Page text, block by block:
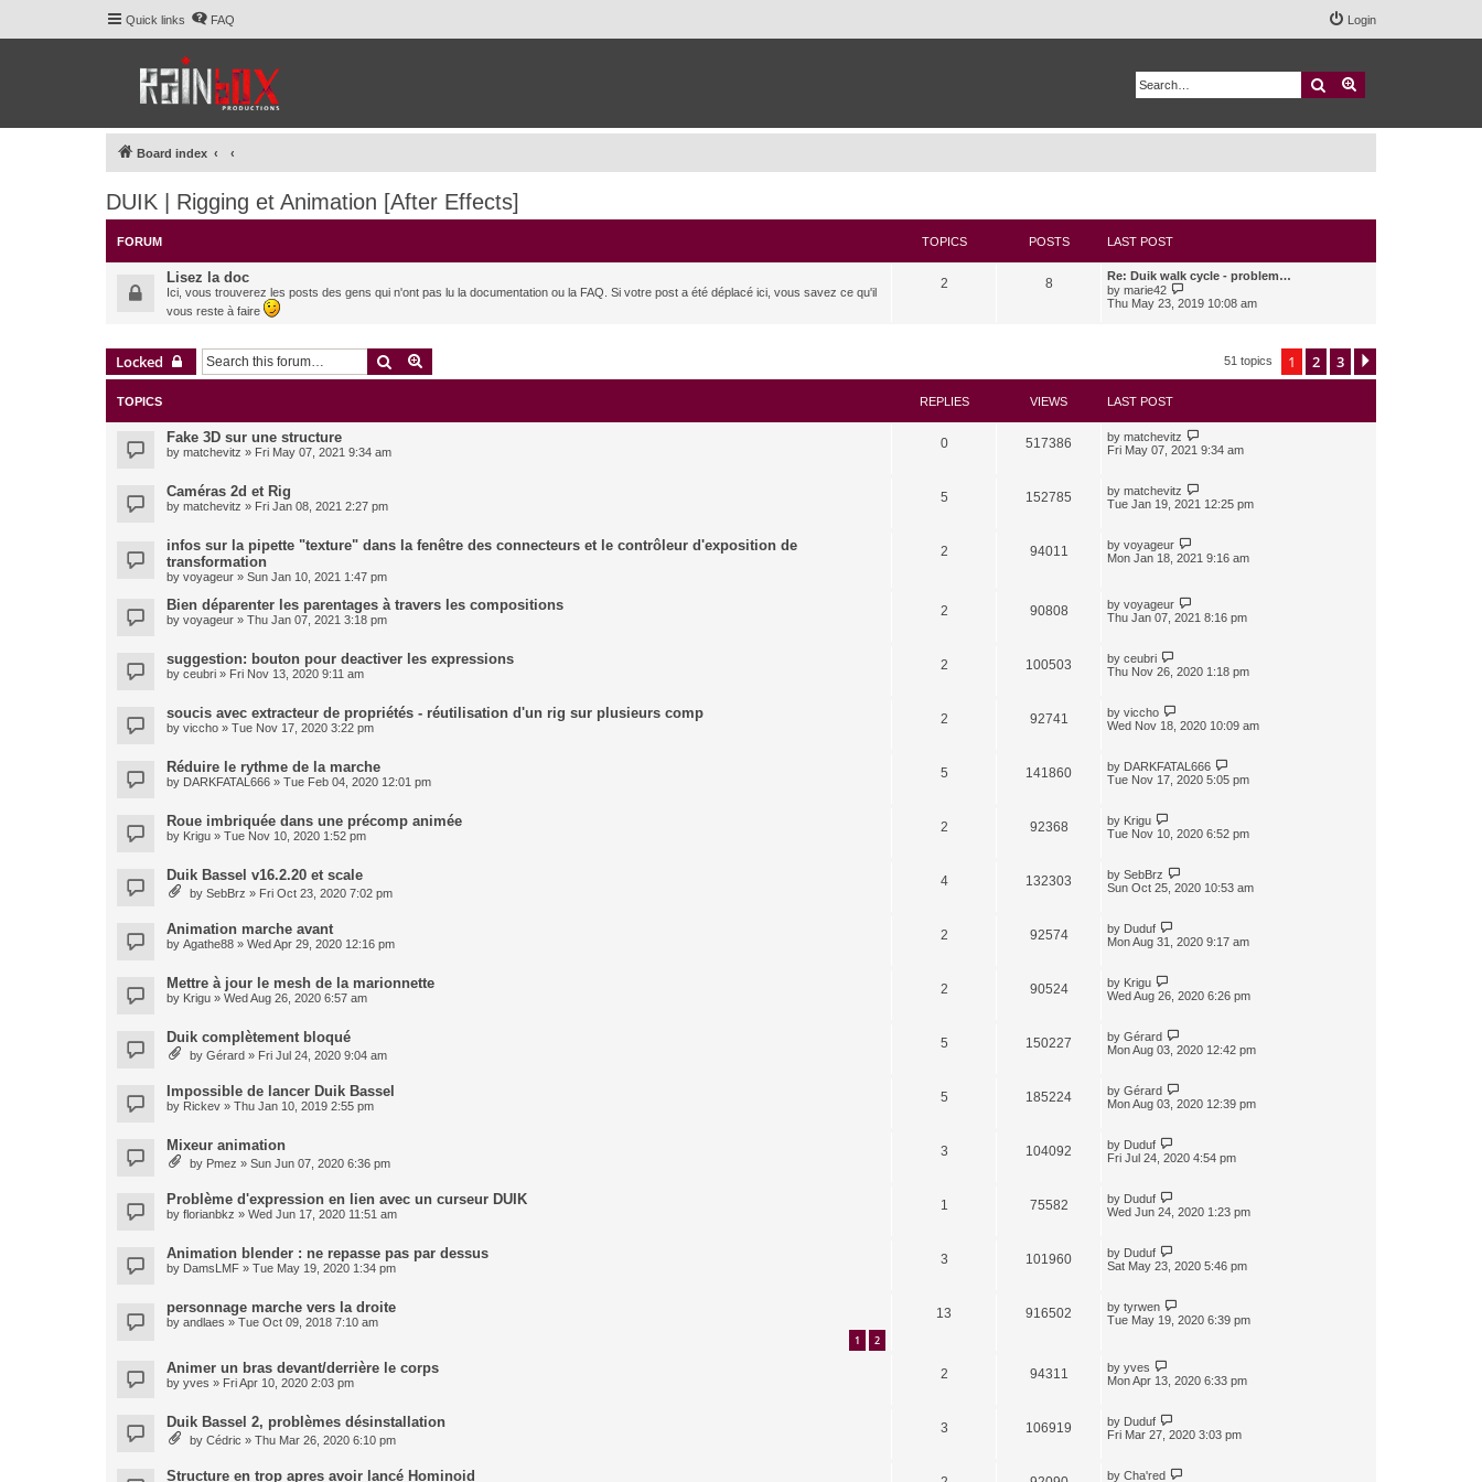
Quick links FAQ Login
Search
Board index
DUIK | Rigging et Animation [After Effects]
FORUM TOPICS POSTS LAST POST
Lisez la doc
Ici, vous trouverez les posts des gens qui n'ont pas lu la documentation ou la FAQ. Si votre post a été déplacé ici, vous savez ce qu'il
vous reste à faire
2 8
Re: Duik walk cycle - problem…
by marie42
i
l
e
s
t
s
t
Thu May 23, 2019 10:08 am
Locked Search 51 topics 1 2 3
TOPICS REPLIES VIEWS LAST POST
Fake 3D sur une structure
by matchevitz » Fri May 07, 2021 9:34 am
0 517386 by matchevitz
Fri May 07, 2021 9:34 am
Caméras 2d et Rig
by matchevitz » Fri Jan 08, 2021 2:27 pm
5 152785 by matchevitz
Tue Jan 19, 2021 12:25 pm
infos sur la pipette "texture" dans la fenêtre des connecteurs et le contrôleur d'exposition de
transformation
by voyageur » Sun Jan 10, 2021 1:47 pm
2 94011 by voyageur
Mon Jan 18, 2021 9:16 am
Bien déparenter les parentages à travers les compositions
by voyageur » Thu Jan 07, 2021 3:18 pm
2 90808 by voyageur
Thu Jan 07, 2021 8:16 pm
suggestion: bouton pour deactiver les expressions
by ceubri » Fri Nov 13, 2020 9:11 am
2 100503 by ceubri
Thu Nov 26, 2020 1:18 pm
soucis avec extracteur de propriétés - réutilisation d'un rig sur plusieurs comp
by viccho » Tue Nov 17, 2020 3:22 pm
2 92741 by viccho
Wed Nov 18, 2020 10:09 am
Réduire le rythme de la marche
by DARKFATAL666 » Tue Feb 04, 2020 12:01 pm
5 141860 by DARKFATAL666
Tue Nov 17, 2020 5:05 pm
Roue imbriquée dans une précomp animée
by Krigu » Tue Nov 10, 2020 1:52 pm
2 92368 by Krigu
Tue Nov 10, 2020 6:52 pm
Duik Bassel v16.2.20 et scale
by SebBrz » Fri Oct 23, 2020 7:02 pm
4 132303 by SebBrz
Sun Oct 25, 2020 10:53 am
Animation marche avant
by Agathe88 » Wed Apr 29, 2020 12:16 pm
2 92574 by Duduf
Mon Aug 31, 2020 9:17 am
Mettre à jour le mesh de la marionnette
by Krigu » Wed Aug 26, 2020 6:57 am
2 90524 by Krigu
Wed Aug 26, 2020 6:26 pm
Duik complètement bloqué
by Gérard » Fri Jul 24, 2020 9:04 am
5 150227 by Gérard
Mon Aug 03, 2020 12:42 pm
Impossible de lancer Duik Bassel
by Rickev » Thu Jan 10, 2019 2:55 pm
5 185224 by Gérard
Mon Aug 03, 2020 12:39 pm
Mixeur animation
by Pmez » Sun Jun 07, 2020 6:36 pm
3 104092 by Duduf
Fri Jul 24, 2020 4:54 pm
Problème d'expression en lien avec un curseur DUIK
by florianbkz » Wed Jun 17, 2020 11:51 am
1 75582 by Duduf
Wed Jun 24, 2020 1:23 pm
Animation blender : ne repasse pas par dessus
by DamsLMF » Tue May 19, 2020 1:34 pm
3 101960 by Duduf
Sat May 23, 2020 5:46 pm
personnage marche vers la droite
by andlaes » Tue Oct 09, 2018 7:10 am
1 2
13 916502 by tyrwen
Tue May 19, 2020 6:39 pm
Animer un bras devant/derrière le corps
by yves » Fri Apr 10, 2020 2:03 pm
2 94311 by yves
Mon Apr 13, 2020 6:33 pm
Duik Bassel 2, problèmes désinstallation
by Cédric » Thu Mar 26, 2020 6:10 pm
3 106919 by Duduf
Fri Mar 27, 2020 3:03 pm
Structure en trop apres avoir lancé Hominoid by Cha'red